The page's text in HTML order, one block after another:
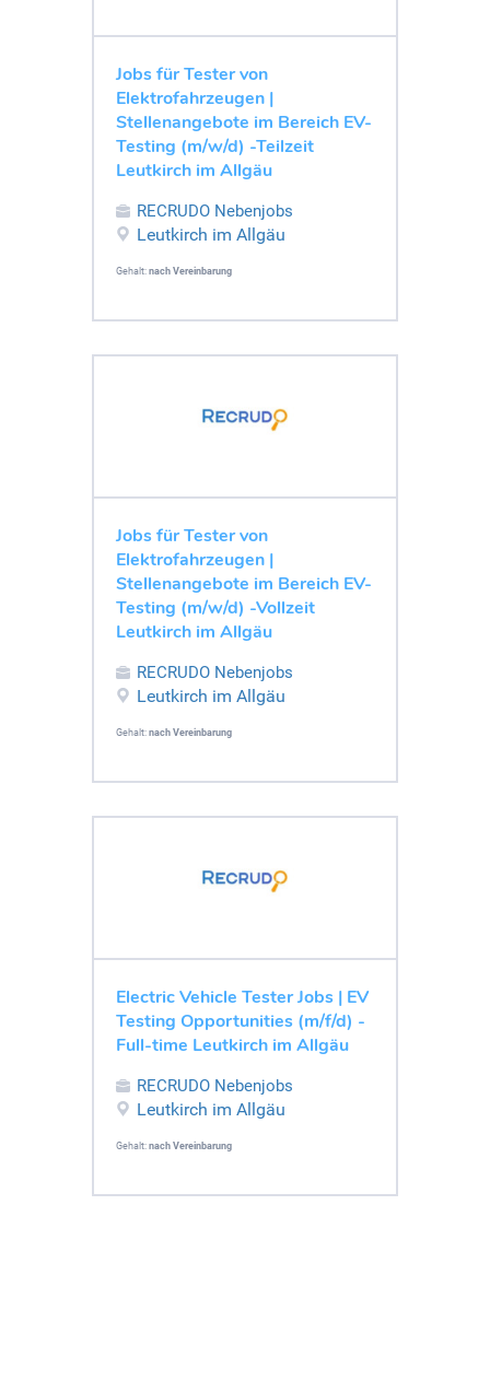
Jobs für Tester von
Elektrofahrzeugen |
Stellenangebote im Bereich EV-
Testing (m/w/d) -Teilzeit
Leutkirch im Allgäu
RECRUDO Nebenjobs
Leutkirch im Allgäu
Gehalt: nach Vereinbarung
Jobs für Tester von
Elektrofahrzeugen |
Stellenangebote im Bereich EV-
Testing (m/w/d) -Vollzeit
Leutkirch im Allgäu
RECRUDO Nebenjobs
Leutkirch im Allgäu
Gehalt: nach Vereinbarung
Electric Vehicle Tester Jobs | EV
Testing Opportunities (m/f/d) -
Full-time Leutkirch im Allgäu
RECRUDO Nebenjobs
Leutkirch im Allgäu
Gehalt: nach Vereinbarung